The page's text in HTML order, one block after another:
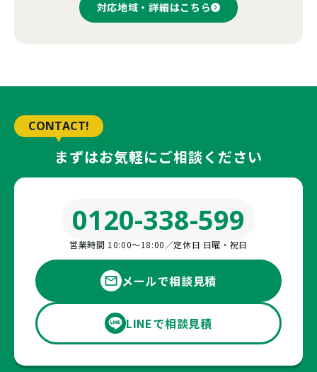
対応地域・詳細はこちら
CONTACT!
まずはお気軽にご相談ください
0120-338-599
営業時間 10:00〜18:00／定休日 日曜・祝日
メールで相談見積
LINEで相談見積